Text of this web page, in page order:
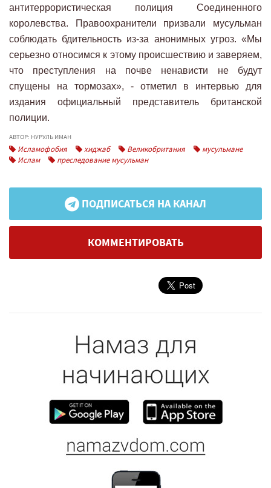
антитеррористическая полиция Соединенного
королевства. Правоохранители призвали мусульман
соблюдать бдительность из-за анонимных угроз. «Мы
серьезно относимся к этому происшествию и заверяем,
что преступления на почве ненависти не будут
спущены на тормозах», - отметил в интервью для
издания официальный представитель британской
полиции.
АВТОР: НУРУЛЬ ИМАН
Исламофобия хиджаб Великобритания
мусульмане
Ислам
преследование мусульман
ПОДПИСАТЬСЯ НА КАНАЛ
КОММЕНТИРОВАТЬ